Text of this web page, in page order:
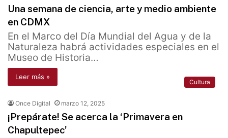
Una semana de ciencia, arte y medio ambiente
en CDMX
En el Marco del Día Mundial del Agua y de la
Naturaleza habrá actividades especiales en el
Museo de Historia…
Leer más »
Cultura
Once Digital marzo 12, 2025
¡Prepárate! Se acerca la ‘Primavera en
Chapultepec’